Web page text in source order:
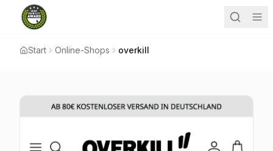
Start Online-Shops overkill